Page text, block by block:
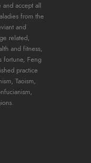
accept all
from the
and
related,
and fitness,
fortune, Feng
practice
Taoism,